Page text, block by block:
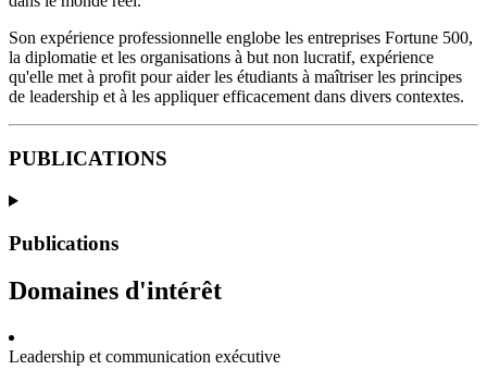
Son expérience professionnelle englobe les entreprises Fortune 500,
la diplomatie et les organisations à but non lucratif, expérience
qu'elle met à profit pour aider les étudiants à maîtriser les principes
de leadership et à les appliquer efficacement dans divers contextes.
PUBLICATIONS
Publications
Domaines d'intérêt
Leadership et communication exécutive